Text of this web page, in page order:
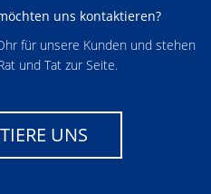
uns kontaktieren?
für unsere Kunden und stehen
und Tat zur Seite.
UNS